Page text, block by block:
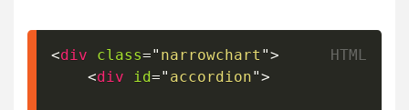
<div class=" narrowchart ">
<div id=" accordion">